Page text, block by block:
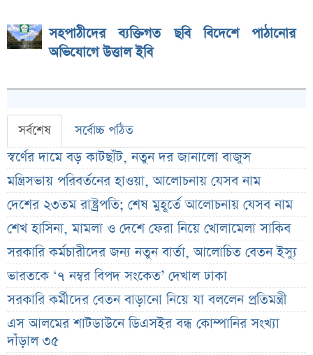
সহপাঠীদের ব্যক্তিগত ছবি বিদেশে পাঠানোর
অভিযোগে উত্তাল ইবি
সর্বশেষ সর্বোচ্চ পঠিত
স্বর্ণের দামে বড় কাটছাঁট, নতুন দর জানালো বাজুস
মন্ত্রিসভায় পরিবর্তনের হাওয়া, আলোচনায় যেসব নাম
দেশের ২৩তম রাষ্ট্রপতি; শেষ মুহূর্তে আলোচনায় যেসব নাম
শেখ হাসিনা, মামলা ও দেশে ফেরা নিয়ে খোলামেলা সাকিব
সরকারি কর্মচারীদের জন্য নতুন বার্তা, আলোচিত বেতন ইস্যু
ভারতকে ‘৭ নম্বর বিপদ সংকেত’ দেখাল ঢাকা
সরকারি কর্মীদের বেতন বাড়ানো নিয়ে যা বললেন প্রতিমন্ত্রী
এস আলমের শাটডাউনে ডিএসইর বন্ধ কোম্পানির সংখ্যা
দাঁড়াল ৩৫